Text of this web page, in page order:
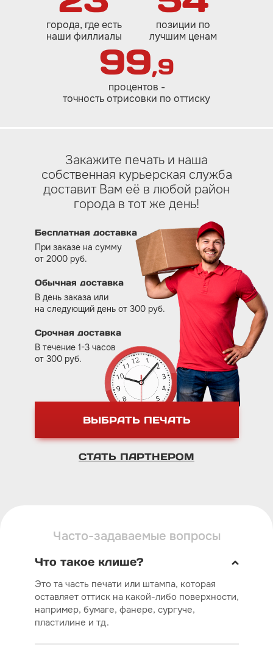
города, где есть
наши филлиалы
позиции по
лучшим ценам
99,9
процентов -
точность отрисовки по оттиску
Закажите печать и наша
собственная курьерская служба
доставит Вам eё в любой район
города в тот же день!
Бесплатная доставка
При заказе на сумму
от 2000 руб.
Обычная доставка
В день заказа или
на следующий день от 300 руб.
Срочная доставка
В течение 1-3 часов
от 300 руб.
ВЫБРАТЬ ПЕЧАТЬ
СТАТЬ ПАРТНЕРОМ
Часто-задаваемые вопросы
Что такое клише?
Это та часть печати или штампа, которая
оставляет оттиск на какой-либо поверхности,
например, бумаге, фанере, сургуче,
пластилине и тд.